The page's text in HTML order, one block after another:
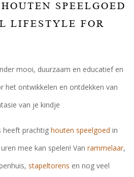
SPEELGOED
LIFESTYLE FOR
mooi, duurzaam en educatief en
het ontwikkelen en ontdekken van
van je kindje
heeft prachtig houten speelgoed in
mee kan spelen! Van rammelaar,
stapeltorens en nog veel